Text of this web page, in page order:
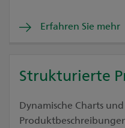
Erfahren Sie mehr
Strukturierte
Dynamische Charts